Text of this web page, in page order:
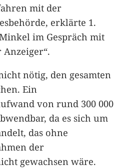
mit der
erklärte 1.
im Gespräch mit
Anzeiger“.
nötig, den gesamten
Ein
von rund 300 000
da es sich um
das ohne
der
gewachsen wäre.